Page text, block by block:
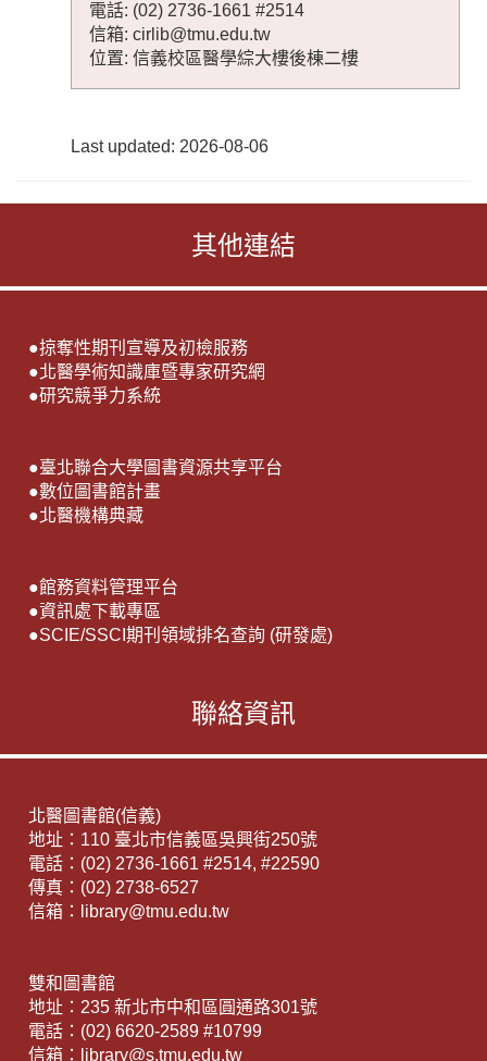
電話: (02) 2736-1661 #2514
信箱: cirlib@tmu.edu.tw
位置: 信義校區醫學綜大樓後棟二樓
Last updated: 2026-08-06
其他連結
●掠奪性期刊宣導及初檢服務
●北醫學術知識庫暨專家研究網
●研究競爭力系統
●臺北聯合大學圖書資源共享平台
●數位圖書館計畫
●北醫機構典藏
●館務資料管理平台
●資訊處下載專區
●SCIE/SSCI期刊領域排名查詢 (研發處)
聯絡資訊
北醫圖書館(信義)
地址：110 臺北市信義區吳興街250號
電話：(02) 2736-1661 #2514, #22590
傳真：(02) 2738-6527
信箱：library@tmu.edu.tw
雙和圖書館
地址：235 新北市中和區圓通路301號
電話：(02) 6620-2589 #10799
信箱：library@s.tmu.edu.tw